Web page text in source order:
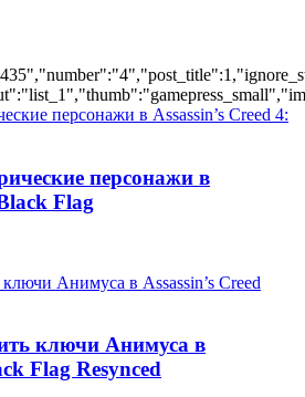
персонажи в
Flag
ключи Анимуса в
Flag Resynced